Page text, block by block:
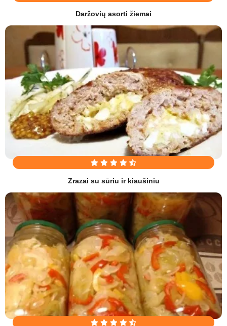
Daržovių asorti žiemai
Zrazai su sūriu ir kiaušiniu